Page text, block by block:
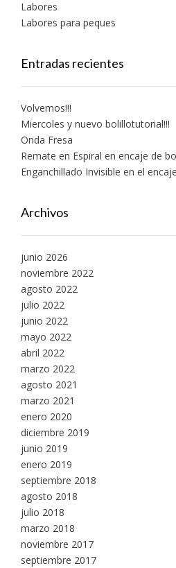
Labores
Labores para peques
Entradas recientes
Volvemos!!!
Miercoles y nuevo bolillotutorial!!!
Onda Fresa
Remate en Espiral en encaje de
Enganchillado Invisible en el
Archivos
junio 2026
noviembre 2022
agosto 2022
julio 2022
junio 2022
mayo 2022
abril 2022
marzo 2022
agosto 2021
marzo 2021
enero 2020
diciembre 2019
junio 2019
enero 2019
septiembre 2018
agosto 2018
julio 2018
marzo 2018
noviembre 2017
septiembre 2017